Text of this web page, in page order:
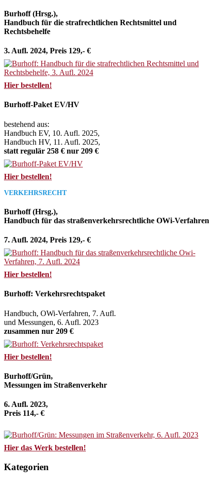
Burhoff (Hrsg.),
Handbuch für die strafrechtlichen Rechtsmittel und
Rechtsbehelfe
3. Aufl. 2024, Preis 129,- €
Hier bestellen!
Burhoff-Paket EV/HV
bestehend aus:
Handbuch EV, 10. Aufl. 2025,
Handbuch HV, 11. Aufl. 2025,
statt regulär 258 € nur 209 €
Hier bestellen!
VERKEHRSRECHT
Burhoff (Hrsg.),
Handbuch für das straßenverkehrsrechtliche OWi-Verfahren
7. Aufl. 2024, Preis 129,- €
Hier bestellen!
Burhoff: Verkehrsrechtspaket
Handbuch, OWi-Verfahren, 7. Aufl.
und Messungen, 6. Aufl. 2023
zusammen nur 209 €
Hier bestellen!
Burhoff/Grün,
Messungen im Straßenverkehr
6. Aufl. 2023,
Preis 114,- €
Hier das Werk bestellen!
Kategorien